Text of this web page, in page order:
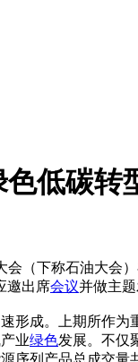
低碳转
（下称石油大
邀出席会议并做主题
形成。上期所作
业绿色发展。不仅
列产品总成交